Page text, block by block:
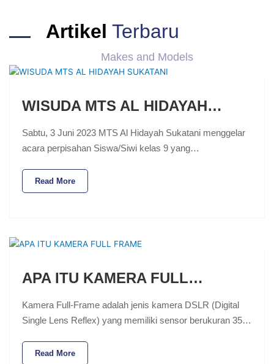
Artikel Terbaru
Makes and Models
WISUDA MTS AL HIDAYAH…
Sabtu, 3 Juni 2023 MTS Al Hidayah Sukatani menggelar
acara perpisahan Siswa/Siwi kelas 9 yang…
Read More
APA ITU KAMERA FULL…
Kamera Full-Frame adalah jenis kamera DSLR (Digital
Single Lens Reflex) yang memiliki sensor berukuran 35…
Read More